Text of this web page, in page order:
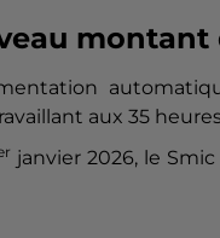
montant
aux 35
janvier 2026, le